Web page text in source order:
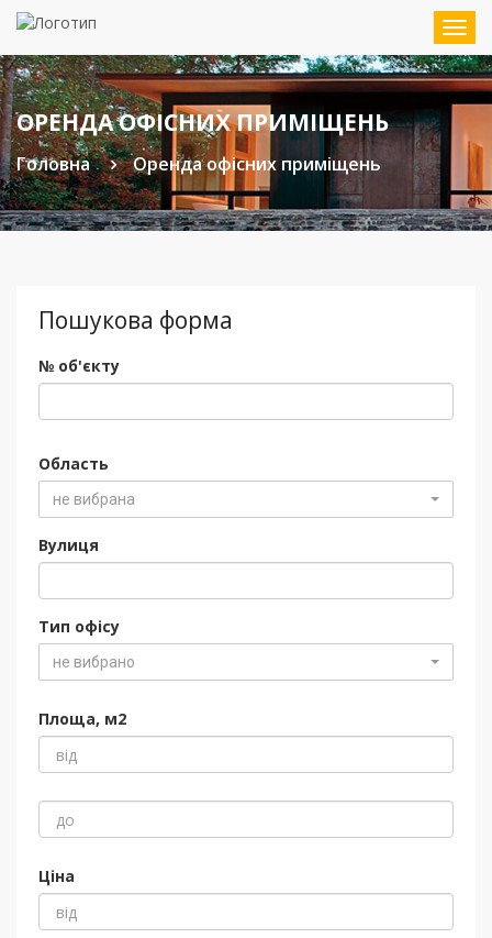
ОРЕНДА ОФІСНИХ ПРИМІЩЕНЬ
Головна Оренда офісних приміщень
Пошукова форма
№ об'єкту
Область
не вибрана
Вулиця
Тип офісу
не вибрано
Площа, м2
Ціна